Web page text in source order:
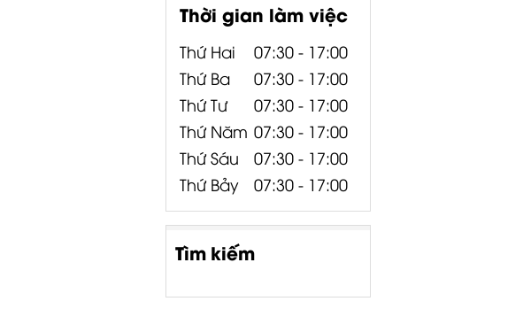
Thời gian làm việc
Thứ Hai
07:30 - 17:00
Thứ Ba
07:30 - 17:00
Thứ Tư
07:30 - 17:00
Thứ Năm 07:30 - 17:00
Thứ Sáu
07:30 - 17:00
Thứ Bảy
07:30 - 17:00
Tìm kiếm